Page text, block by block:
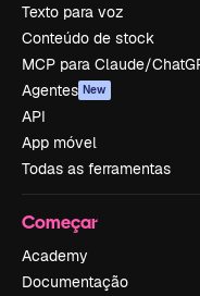
Texto para voz
Conteúdo de stock
MCP para Claude/
Agentes New
API
App móvel
Todas as ferramentas
Começar
Academy
Documentação